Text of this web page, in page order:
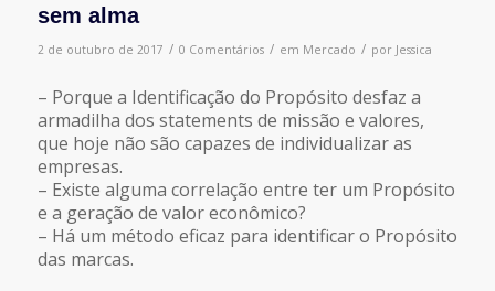
sem alma
2 de outubro de 2017 / 0 Comentários / em Mercado / por Jessica
– Porque a Identificação do Propósito desfaz a
armadilha dos statements de missão e valores,
que hoje não são capazes de individualizar as
empresas.
– Existe alguma correlação entre ter um Propósito
e a geração de valor econômico?
– Há um método eficaz para identificar o Propósito
das marcas.